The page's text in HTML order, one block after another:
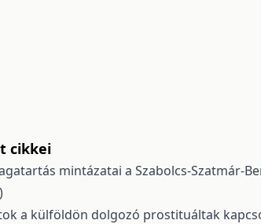
cikkei
mintázatai a Szabolcs-Szatmár-
a külföldön dolgozó prostituáltak